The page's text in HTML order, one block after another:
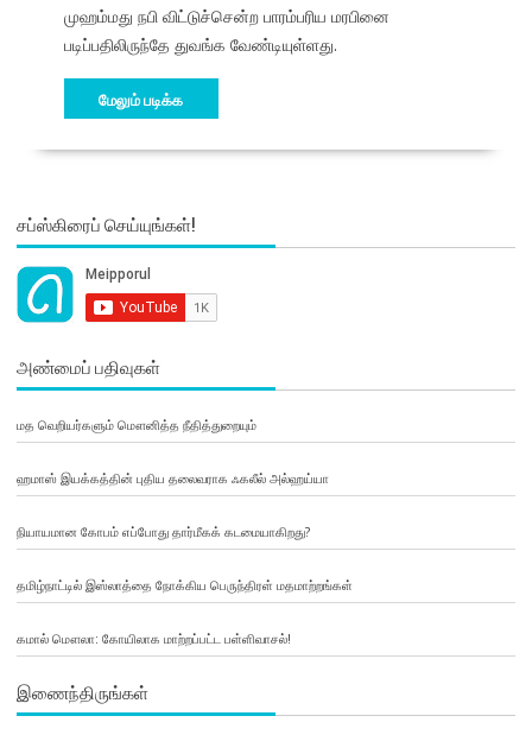
முஹம்மது நபி விட்டுச்சென்ற பாரம்பரிய மரபினை
படிப்பதிலிருந்தே துவங்க வேண்டியுள்ளது.
மேலும் படிக்க
சப்ஸ்கிரைப் செய்யுங்கள்!
அண்மைப் பதிவுகள்
மத வெறியர்களும் மௌனித்த நீதித்துறையும்
ஹமாஸ் இயக்கத்தின் புதிய தலைவராக ஃகலீல் அல்ஹய்யா
நியாயமான கோபம் எப்போது தார்மீகக் கடமையாகிறது?
தமிழ்நாட்டில் இஸ்லாத்தை நோக்கிய பெருந்திரள் மதமாற்றங்கள்
கமால் மௌலா: கோயிலாக மாற்றப்பட்ட பள்ளிவாசல்!
இணைந்திருங்கள்